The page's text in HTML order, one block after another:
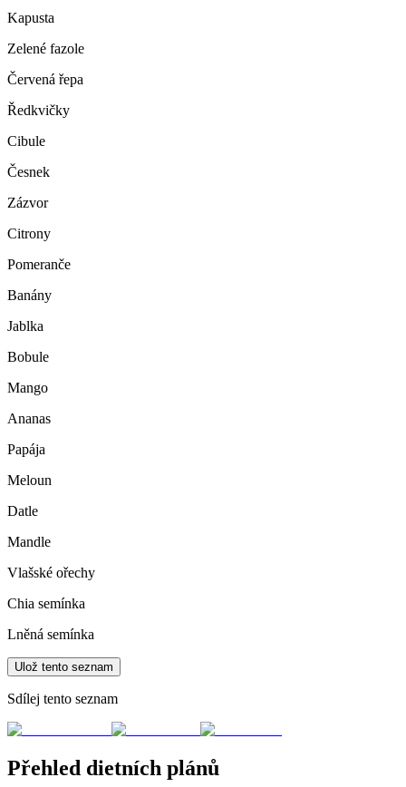
Kapusta
Zelené fazole
Červená řepa
Ředkvičky
Cibule
Česnek
Zázvor
Citrony
Pomeranče
Banány
Jablka
Bobule
Mango
Ananas
Papája
Meloun
Datle
Mandle
Vlašské ořechy
Chia semínka
Lněná semínka
Ulož tento seznam
Sdílej tento seznam
Přehled dietních plánů